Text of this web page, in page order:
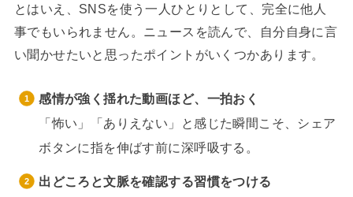
とはいえ、SNSを使う一人ひとりとして、完全に他人
事でもいられません。ニュースを読んで、自分自身に言
い聞かせたいと思ったポイントがいくつかあります。
感情が強く揺れた動画ほど、一拍おく
「怖い」「ありえない」と感じた瞬間こそ、シェア
ボタンに指を伸ばす前に深呼吸する。
出どころと文脈を確認する習慣をつける